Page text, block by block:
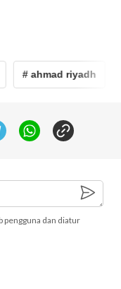
# ahmad riyadh
pengguna dan diatur